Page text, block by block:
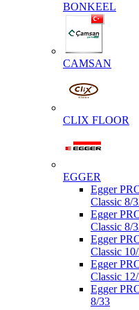
BONKEEL
CAMSAN
CLIX FLOOR
EGGER
Egger
Classic 8/
Egger
Classic 8/
Egger
Classic
Egger
Classic
Egger
8/33